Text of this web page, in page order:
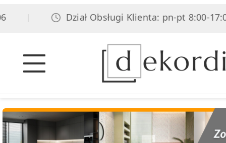
Dział Obsługi Klienta: pn-pt 8:00-17:00,